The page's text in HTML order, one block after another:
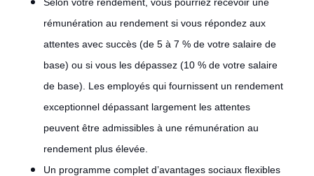
rémunération au rendement si vous répondez aux
attentes avec succès (de 5 à 7 % de votre salaire de
base) ou si vous les dépassez (10 % de votre salaire
de base). Les employés qui fournissent un rendement
exceptionnel dépassant largement les attentes
peuvent être admissibles à une rémunération au
rendement plus élevée.
Un programme complet d’avantages sociaux flexibles